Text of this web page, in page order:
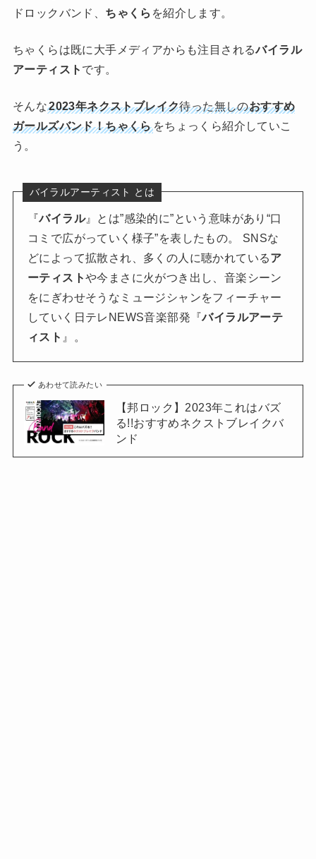
ドロックバンド、 ちゃくら を紹介します。
ちゃくらは既に大手メディアからも注目されるバイラル
アーティスト です。
そんな2023年ネクストブレイク待った無しのおすすめ
ガールズバンド！ちゃくらをちょっくら紹介していこ
う。
バイラルアーティスト とは
『バイラル』とは”感染的に”という意味があり“口
コミで広がっていく様子”を表したもの。 SNSな
どによって拡散され、多くの人に聴かれているア
ーティストや今まさに火がつき出し、音楽シーン
をにぎわせそうなミュージシャンをフィーチャー
していく日テレNEWS音楽部発『バイラルアーテ
ィスト 』。
あわせて読みたい
【邦ロック】2023年これはバズ
る!!おすすめネクストブレイクバ
ンド